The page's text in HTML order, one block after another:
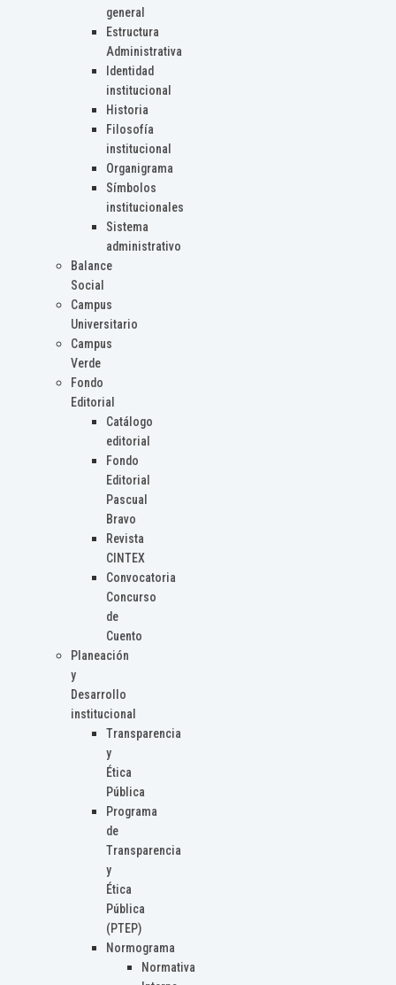
general
Estructura
Administrativa
Identidad
institucional
Historia
Filosofía
institucional
Organigrama
Símbolos
institucionales
Sistema
administrativo
Balance
Social
Campus
Universitario
Campus
Verde
Fondo
Editorial
Catálogo
editorial
Fondo
Editorial
Pascual
Bravo
Revista
CINTEX
Convocatoria
Concurso
de
Cuento
Planeación
y
Desarrollo
institucional
Transparencia
y
Ética
Pública
Programa
de
Transparencia
y
Ética
Pública
(PTEP)
Normograma
Normativa